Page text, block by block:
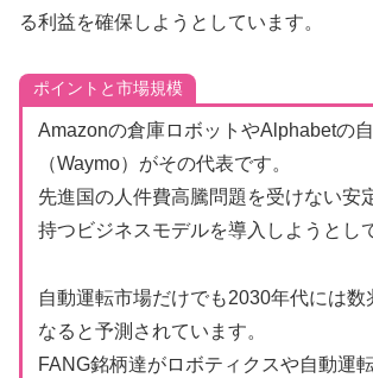
る利益を確保しようとしています。
ポイントと市場規模
Amazonの倉庫ロボットやAlphabetの
（Waymo）がその代表です。
先進国の人件費高騰問題を受けない安
持つビジネスモデルを導入しようとし
自動運転市場だけでも2030年代には数
なると予測されています。
FANG銘柄達がロボティクスや自動運